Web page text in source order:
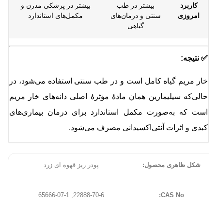
کاربرد
امروزی
بیشتر در طب
سنتی و درمان‌های
گیاهی
بیشتر در پزشکی مدرن و
مکمل‌های استاندارد
✅ نتیجه:
خار مریم گیاه کامل است و در طب سنتی استفاده می‌شود، در
حالی‌که سیلیمارین همان مادهٔ مؤثرهٔ اصلی دانه‌های خار مریم
است که به‌صورت مکمل استاندارد برای درمان بیماری‌های
کبدی و اثرات آنتی‌اکسیدانی مصرف می‌شود.
شکل ظاهری محصول: پودر ریز قهوه ای زرد
CAS No:
22888-70-6, 65666-07-1